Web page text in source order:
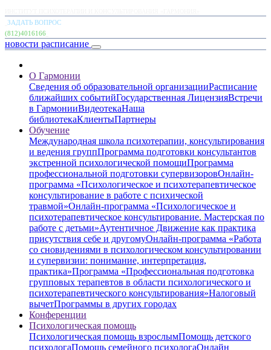
ЗАДАТЬ ВОПРОС
(812)4016166
новости расписание
О Гармонии
Сведения об образовательной организацииРасписание
ближайших событийГосударственная ЛицензияВстречи
в ГармонииВидеотекаНаша
библиотекаКлиентыПартнеры
Обучение
Международная школа психотерапии, консультирования
и ведения группПрограмма подготовки консультантов
экстренной психологической помощиПрограмма
профессиональной подготовки супервизоровОнлайн-
программа «Психологическое и психотерапевтическое
консультирование в работе с психической
травмой»Онлайн-программа «Психологическое и
психотерапевтическое консультирование. Мастерская по
работе с детьми»Аутентичное Движение как практика
присутствия себе и другомуОнлайн-программа «Работа
со сновидениями в психологическом консультировании
и супервизии: понимание, интерпретация,
практика»Программа «Профессиональная подготовка
групповых терапевтов в области психологического и
психотерапевтического консультирования»Налоговый
вычетПрограммы в других городах
Конференции
Психологическая помощь
Психологическая помощь взрослымПомощь детского
психологаПомощь семейного психологаОнлайн